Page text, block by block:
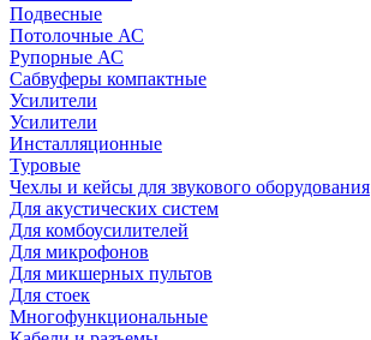
Подвесные
Потолочные АС
Рупорные АС
Сабвуферы компактные
Усилители
Усилители
Инсталляционные
Туровые
Чехлы и кейсы для звукового оборудования
Для акустических систем
Для комбоусилителей
Для микрофонов
Для микшерных пультов
Для стоек
Многофункциональные